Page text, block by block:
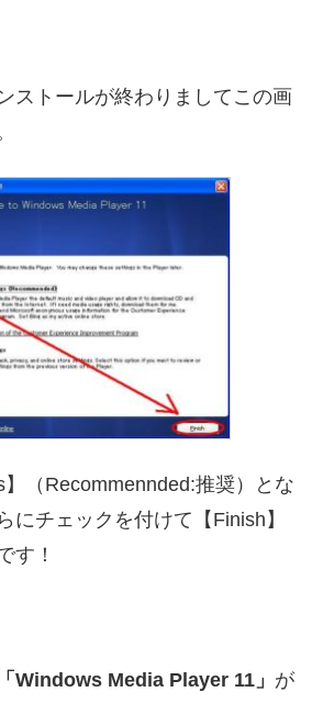
ストールが終わりましてこの画
】（Recommennded:推奨）とな
にチェックを付けて【Finish】
す！
「Windows Media Player 11」 が